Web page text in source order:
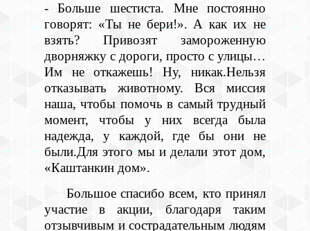
- Больше шестиста. Мне постоянно
говорят: «Ты не бери!». А как их не
взять? Привозят замороженную
дворняжку с дороги, просто с улицы…
Им не откажешь! Ну, никак.Нельзя
отказывать животному. Вся миссия
наша, чтобы помочь в самый трудный
момент, чтобы у них всегда была
надежда, у каждой, где бы они не
были.Для этого мы и делали этот дом,
«Каштанкин дом».
Большое спасибо всем, кто принял
участие в акции, благодаря таким
отзывчивым и сострадательным людям